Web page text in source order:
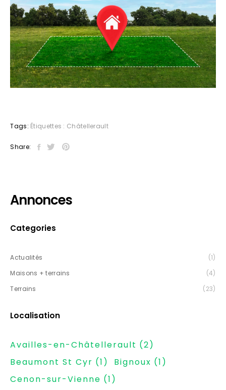
Tags: Étiquettes : Châtellerault
Share:
Annonces
Categories
Actualités
(1)
Maisons + terrains
(4)
Terrains
(23)
Localisation
Availles-en-Châtellerault (2)
Beaumont St Cyr (1) Bignoux (1)
Cenon-sur-Vienne (1)